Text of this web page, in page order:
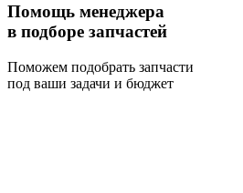
Помощь менеджера
в подборе запчастей
Поможем подобрать запчасти
под ваши задачи и бюджет